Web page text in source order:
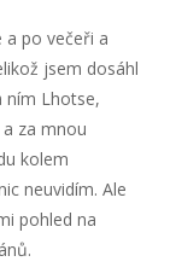
a po večeři a
jsem dosáhl
ním Lhotse,
za mnou
kolem
neuvidím. Ale
pohled na